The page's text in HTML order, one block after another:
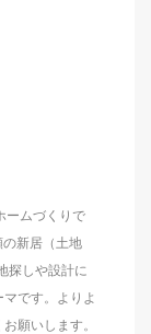
ームづくりで
新居（土地
探しや設計に
です。よりよ
願いします。